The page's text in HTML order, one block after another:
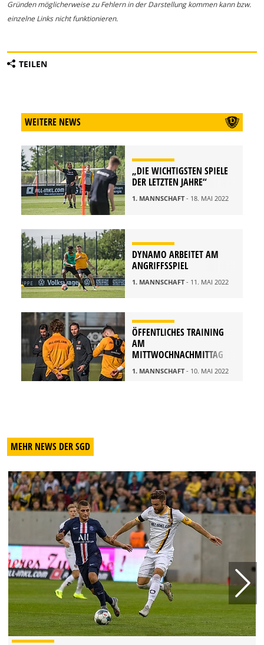
Gründen möglicherweise zu Fehlern in der Darstellung kommen kann bzw.
einzelne Links nicht funktionieren.
TEILEN
WEITERE NEWS
„DIE WICHTIGSTEN SPIELE
DER LETZTEN JAHRE“
1. MANNSCHAFT- 18. MAI 2022
DYNAMO ARBEITET AM
ANGRIFFSSPIEL
1. MANNSCHAFT- 11. MAI 2022
ÖFFENTLICHES TRAINING
AM
MITTWOCHNACHMITTAG
1. MANNSCHAFT- 10. MAI 2022
MEHR NEWS DER SGD